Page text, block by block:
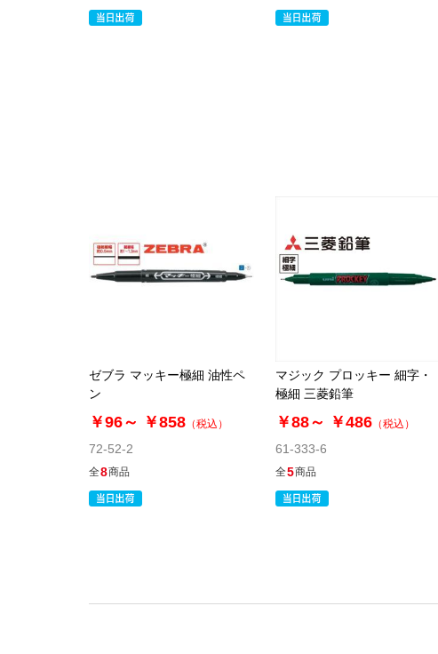
ゼブラ マッキー極細 油性ペ
ン
￥96～ ￥858 （税込）
72-52-2
全8商品
マジック プロッキー 細字・
極細 三菱鉛筆
￥88～ ￥486 （税込）
61-333-6
全5商品